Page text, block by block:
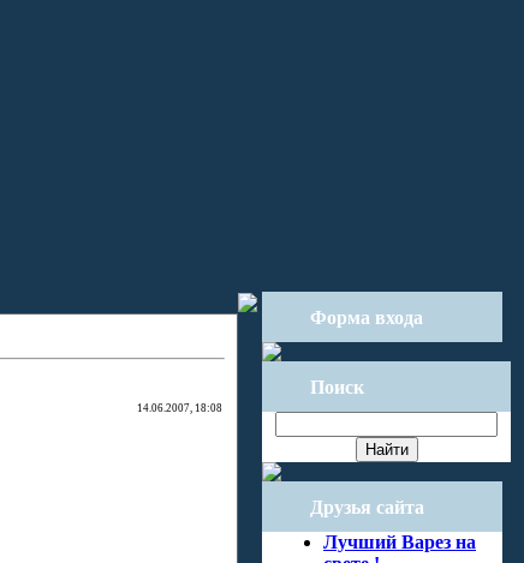
14.06.2007, 18:08
Форма входа
Поиск
Друзья сайта
Лучший Варез на